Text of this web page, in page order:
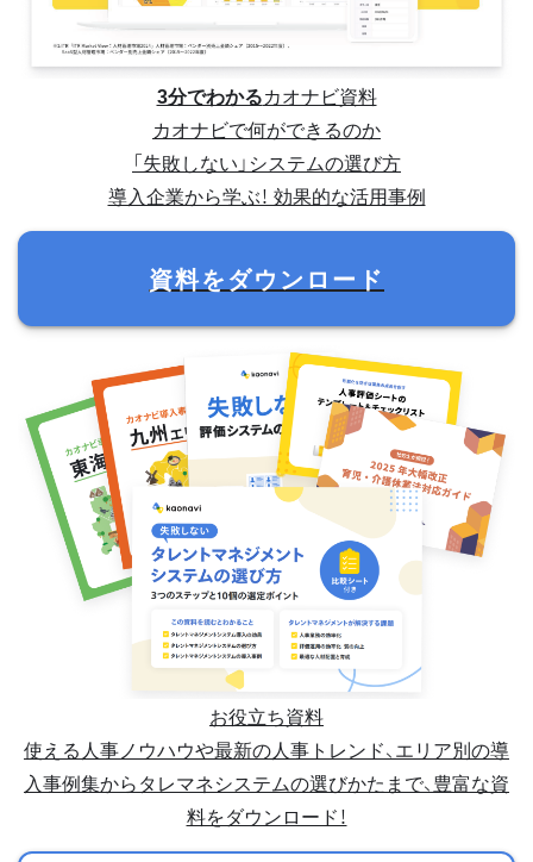
3分でわかるカオナビ資料
カオナビで何ができるのか
「失敗しない」システムの選び方
導入企業から学ぶ！ 効果的な活用事例
資料をダウンロード
お役立ち資料
使える人事ノウハウや最新の人事トレンド、エリア別の導
入事例集からタレマネシステムの選びかたまで、豊富な資
料をダウンロード！